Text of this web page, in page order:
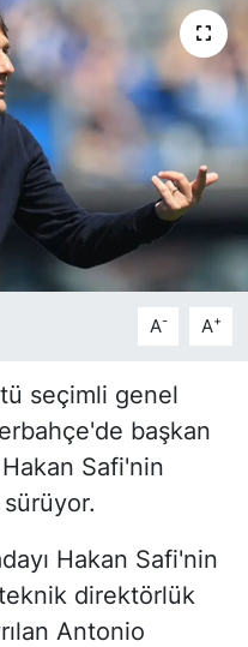
A- A+
seçimli genel
başkan
Hakan Safi'nin
Hakan Safi'nin
direktörlük
Antonio